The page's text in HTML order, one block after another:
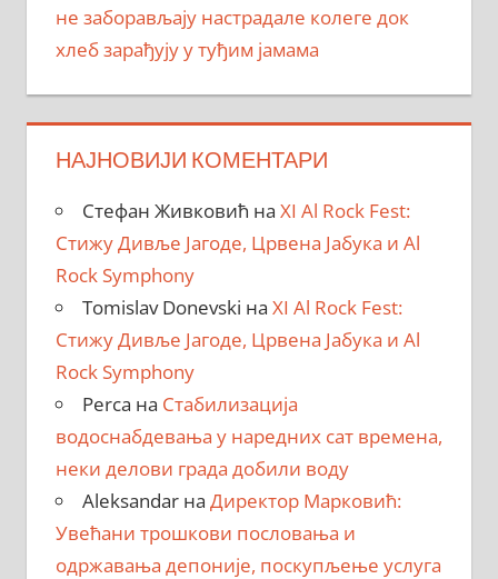
не заборављају настрадале колеге док
хлеб зарађују у туђим јамама
НАЈНОВИЈИ КОМЕНТАРИ
Стефан Живковић на XI Al Rock Fest:
Стижу Дивље Јагоде, Црвена Јабука и Al
Rock Symphony
Tomislav Donevski на XI Al Rock Fest:
Стижу Дивље Јагоде, Црвена Јабука и Al
Rock Symphony
Perca на Стабилизација
водоснабдевања у наредних сат времена,
неки делови града добили воду
Aleksandarна Директор Марковић:
Увећани трошкови пословања и
одржавања депоније, поскупљење услуга